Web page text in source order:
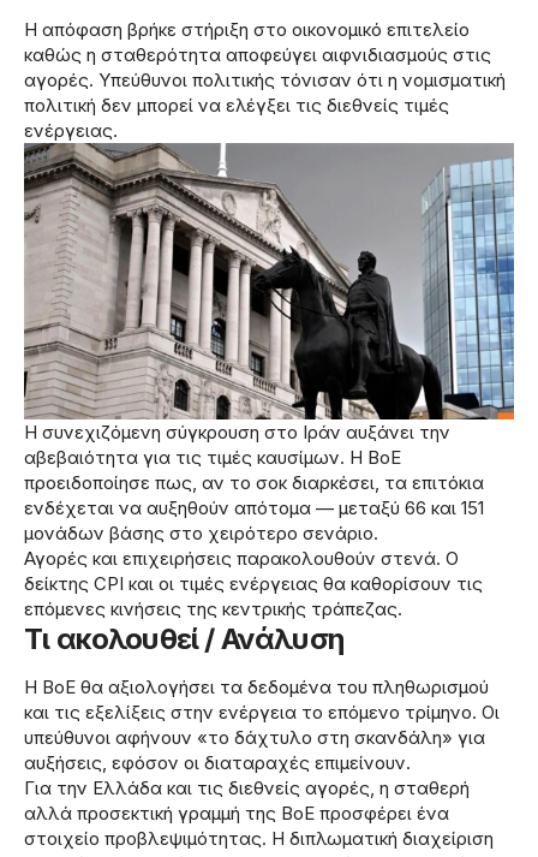
Η απόφαση βρήκε στήριξη στο οικονομικό επιτελείο
καθώς η σταθερότητα αποφεύγει αιφνιδιασμούς στις
αγορές. Υπεύθυνοι πολιτικής τόνισαν ότι η νομισματική
πολιτική δεν μπορεί να ελέγξει τις διεθνείς τιμές
ενέργειας.
Η συνεχιζόμενη σύγκρουση στο Ιράν αυξάνει την
αβεβαιότητα για τις τιμές καυσίμων. Η BoE
προειδοποίησε πως, αν το σοκ διαρκέσει, τα επιτόκια
ενδέχεται να αυξηθούν απότομα — μεταξύ 66 και 151
μονάδων βάσης στο χειρότερο σενάριο.
Αγορές και επιχειρήσεις παρακολουθούν στενά. Ο
δείκτης CPI και οι τιμές ενέργειας θα καθορίσουν τις
επόμενες κινήσεις της κεντρικής τράπεζας.
Τι ακολουθεί / Ανάλυση
Η BoE θα αξιολογήσει τα δεδομένα του πληθωρισμού
και τις εξελίξεις στην ενέργεια το επόμενο τρίμηνο. Οι
υπεύθυνοι αφήνουν «το δάχτυλο στη σκανδάλη» για
αυξήσεις, εφόσον οι διαταραχές επιμείνουν.
Για την Ελλάδα και τις διεθνείς αγορές, η σταθερή
αλλά προσεκτική γραμμή της BoE προσφέρει ένα
στοιχείο προβλεψιμότητας. Η διπλωματική διαχείριση